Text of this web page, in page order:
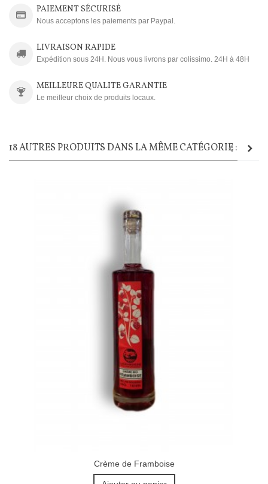
PAIEMENT SÉCURISÉ
Nous acceptons les paiements par Paypal.
LIVRAISON RAPIDE
Expédition sous 24H. Nous vous livrons par colissimo. 24H à 48H
MEILLEURE QUALITE GARANTIE
Le meilleur choix de produits locaux.
18 AUTRES PRODUITS DANS LA MÊME CATÉGORIE :
Crème de Framboise